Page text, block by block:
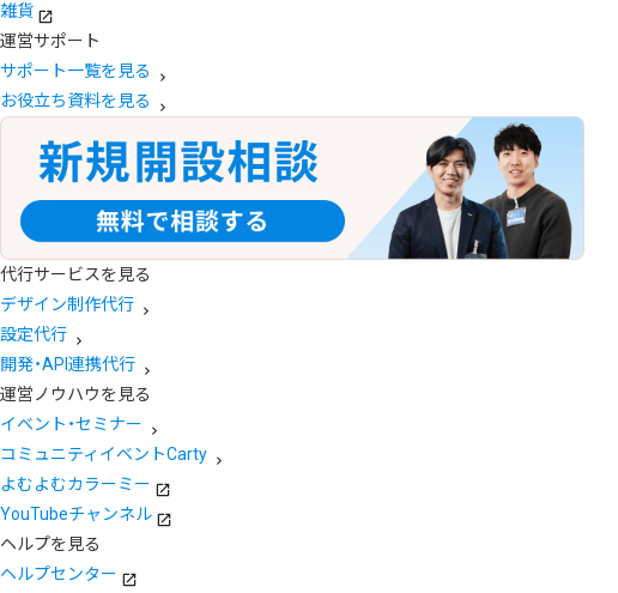
雑貨
運営サポート
サポート一覧を見る
お役立ち資料を見る
代行サービスを見る
デザイン制作代行
設定代行
開発・API連携代行
運営ノウハウを見る
イベント・セミナー
コミュニティイベントCarty
よむよむカラーミー
YouTubeチャンネル
ヘルプを見る
ヘルプセンター